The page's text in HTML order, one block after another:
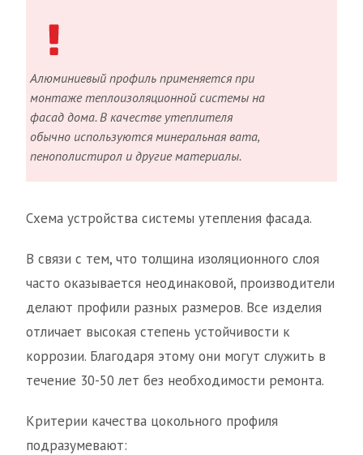
Алюминиевый профиль применяется при
монтаже теплоизоляционной системы на
фасад дома. В качестве утеплителя
обычно используются минеральная вата,
пенополистирол и другие материалы.
Схема устройства системы утепления фасада.
В связи с тем, что толщина изоляционного слоя
часто оказывается неодинаковой, производители
делают профили разных размеров. Все изделия
отличает высокая степень устойчивости к
коррозии. Благодаря этому они могут служить в
течение 30-50 лет без необходимости ремонта.
Критерии качества цокольного профиля
подразумевают: